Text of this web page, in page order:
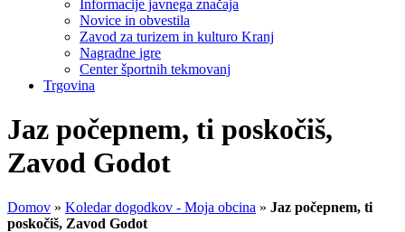
Informacije javnega značaja
Novice in obvestila
Zavod za turizem in kulturo Kranj
Nagradne igre
Center športnih tekmovanj
Trgovina
Jaz počepnem, ti poskočiš,
Zavod Godot
Domov » Koledar dogodkov - Moja obcina » Jaz počepnem, ti
poskočiš, Zavod Godot